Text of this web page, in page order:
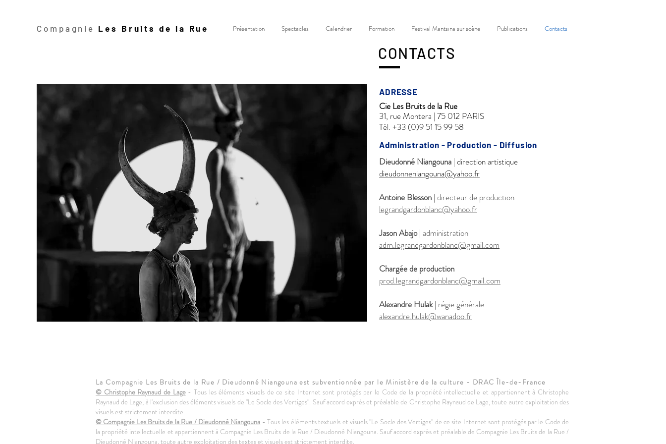
Compagnie Les Bruits de la Rue Présentation Spectacles Calendrier Formation Festival Mantsina sur scène Publications Contacts
CONTACTS
ADRESSE
Cie Les Bruits de la Rue
31, rue Montera | 75 012 PARIS
Tél. +33 (0)9 51 15 99 58
Administration - Production - Diffusion
Dieudonné Niangouna | direction artistique
dieudonneniangouna@yahoo.fr
Antoine Blesson | directeur de production
legrandgardonblanc@yahoo.fr
Jason Abajo | administration
adm.legrandgardonblanc@gmail.com
Chargée de production
prod.legrandgardonblanc@gmail.com
Alexandre Hulak | régie générale
alexandre.hulak@wanadoo.fr
La Compagnie Les Bruits de la Rue / Dieudonné Niangouna est subventionnée par le Ministère de la culture - DRAC Île-de-France
© Christophe Raynaud de Lage- Tous les éléments visuels de ce site Internet sont protégés par le Code de la propriété intellectuelle et appartiennent à Christophe
Raynaud de Lage, à l'exclusion des éléments visuels de "Le Socle des Vertiges". Sauf accord exprès et préalable de Christophe Raynaud de Lage, toute autre exploitation des
visuels est strictement interdite.
© Compagnie Les Bruits de la Rue / Dieudonné Niangouna - Tous les éléments textuels et visuels "Le Socle des Vertiges" de ce site Internet sont protégés par le Code de
la propriété intellectuelle et appartiennent à Compagnie Les Bruits de la Rue / Dieudonné Niangouna. Sauf accord exprès et préalable de Compagnie Les Bruits de la Rue /
Dieudonné Niangouna, toute autre exploitation des textes et visuels est strictement interdite.